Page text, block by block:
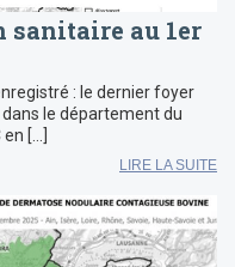
sanitaire au 1er
: le dernier foyer
le département du
[…]
LIRE LA SUITE